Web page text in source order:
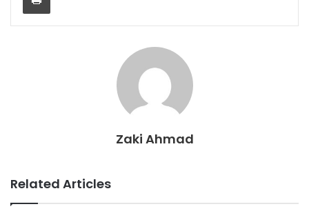
Zaki Ahmad
Related Articles